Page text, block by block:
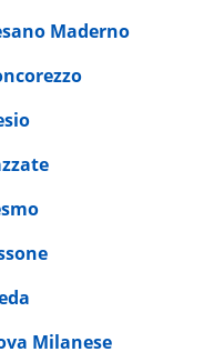
Maderno
Milanese